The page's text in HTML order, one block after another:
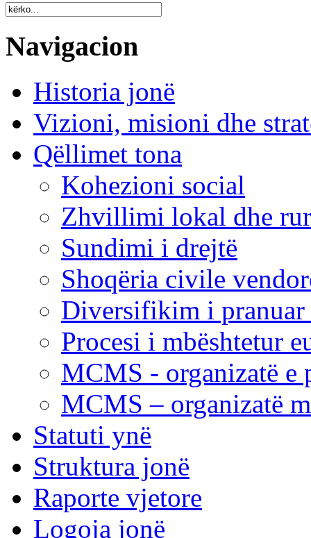
Navigacion
Historia jonë
Vizioni, misioni dhe
Qëllimet tona
Kohezioni social
Zhvillimi lokal dhe
Sundimi i drejtë
Shoqëria civile
Diversifikim i
Procesi i mbështetur
MCMS - organizatë e
MCMS – organizatë
Statuti ynë
Struktura jonë
Raporte vjetore
Logoja jonë